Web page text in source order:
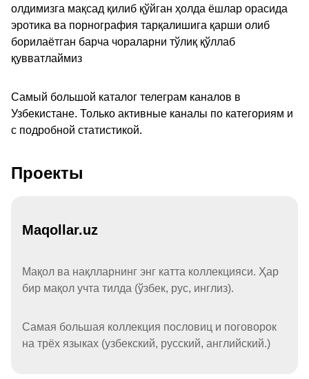
олдимизга мақсад қилиб қўйган ҳолда ёшлар орасида
эротика ва порнография тарқалишига қарши олиб
борилаётган барча чораларни тўлиқ қўллаб
қувватлаймиз
Самый большой каталог телеграм каналов в
Узбекистане. Только активные каналы по категориям и
с подробной статистикой.
Проекты
Maqollar.uz
Мақол ва нақлларнинг энг катта коллекцияси. Ҳар
бир мақол учта тилда (ўзбек, рус, инглиз).
Самая большая коллекция пословиц и поговорок
на трёх языках (узбекский, русский, английский.)